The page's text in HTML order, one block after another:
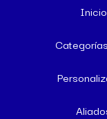
Inicio
Categorías